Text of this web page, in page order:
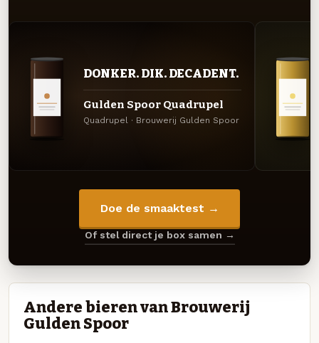
DONKER. DIK. DECADENT.
Gulden Spoor Quadrupel
Quadrupel · Brouwerij Gulden Spoor
Doe de smaaktest →
Of stel direct je box samen →
Andere bieren van Brouwerij
Gulden Spoor